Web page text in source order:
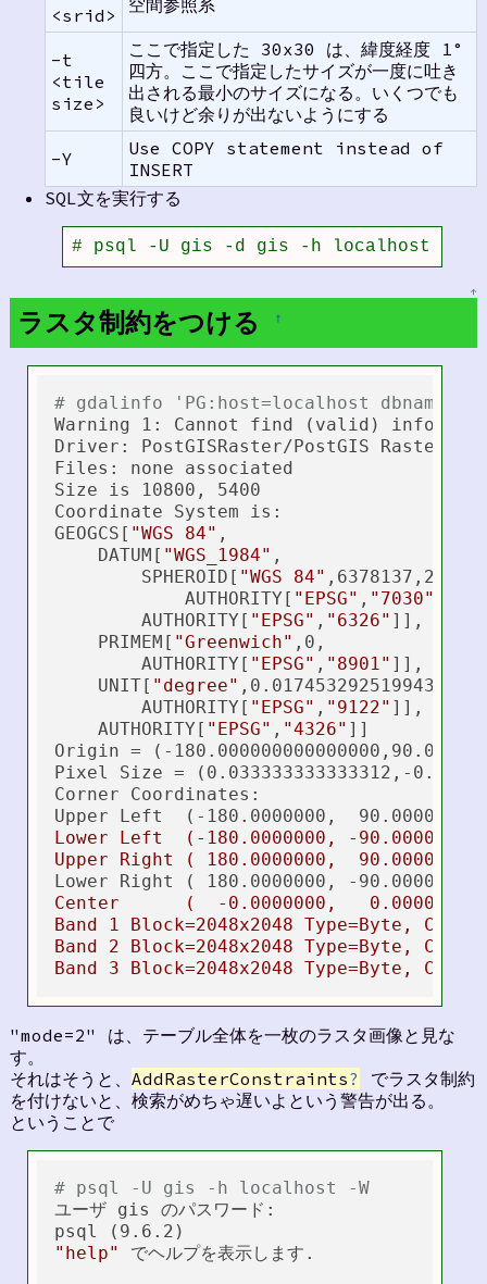
<srid>
-t
<tile
size>
ここで指定した 30x30 は、緯度経度 1°
四方。ここで指定したサイズが一度に吐き
出される最小のサイズになる。いくつでも
良いけど余りが出ないようにする
-Y
Use COPY statement instead of
INSERT
SQL文を実行する
# psql -U gis -d gis -h localhost -f
↑
ラスタ制約をつける †
# gdalinfo 'PG:host=localhost
Warning 1: Cannot find (valid)
Driver: PostGISRaster/PostGIS Raster
Files: none associated
Size is 10800, 5400
Coordinate System is:
GEOGCS[ "WGS 84" ,
    DATUM[
"WGS_1984" ,
        SPHEROID[
"WGS 84"
            AUTHORITY[
"EPSG" , "7030"
        AUTHORITY[
"EPSG" , "6326" ]],
    PRIMEM[
"Greenwich" ,0,
        AUTHORITY[
"EPSG" , "8901" ]],
    UNIT[
"degree" ,0.0174532925199433,
        AUTHORITY[
"EPSG" , "9122" ]],
    AUTHORITY[
"EPSG" , "4326" ]]
Origin = (-
Pixel Size = (0.033333333333312,-
Corner Coordinates:
Upper Left  (-180.0000000,  90.0000000)
Lower Left  (-180.0000000, -
Upper Right ( 180.0000000,
Lower Right ( 180.0000000, -90.0000000)
Center      (  -0.0000000,
Band 1 Block=2048x2048 Type=Byte,
Band 2 Block=2048x2048 Type=Byte,
"mode=2" は、テーブル全体を一枚のラスタ画像と見な
す。
それはそうと、 AddRasterConstraints?
でラスタ制約
を付けないと、検索がめちゃ遅いよという警告が出る。
ということで
# psql -U gis -h localhost -W
ユーザ gis のパスワード:
"help"
でヘルプを表示します.